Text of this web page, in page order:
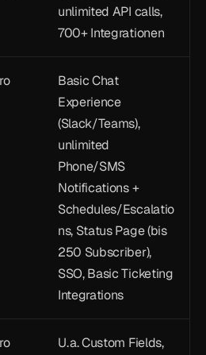
unlimited API calls,
700+ Integrationen
Basic Chat
Experience
(Slack/Teams),
unlimited
Phone/SMS
Notifications +
Schedules/Escalatio
ns, Status Page (bis
250 Subscriber),
SSO, Basic Ticketing
Integrations
U. a. Custom Fields,